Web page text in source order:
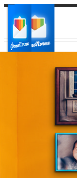
Ваш регион доставки
Выберите из списка: